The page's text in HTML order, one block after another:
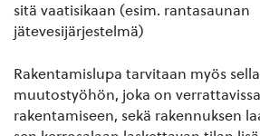
sitä vaatisikaan (esim. rantasaunan
jätevesijärjestelmä)
Rakentamislupa tarvitaan myös
muutostyöhön, joka on
rakentamiseen, sekä rakennuksen